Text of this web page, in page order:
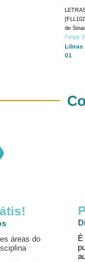
de
Felipe
Libras
01
áreas do